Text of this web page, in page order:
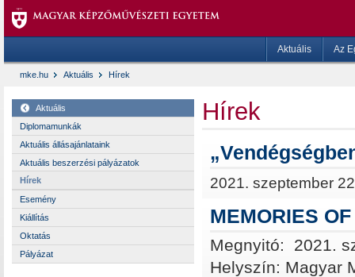
Aktuális Az
mke.hu Aktuális Hírek
Aktuális
Diplomamunkák
Aktuális állásajánlataink
Aktuális beszerzési pályázatok
Hírek
Esemény
Kiállítás
Oktatás
Pályázat
Hírek
2021. szeptember
MEMORIES
Megnyitó: 2021.
Helyszín: Magyar